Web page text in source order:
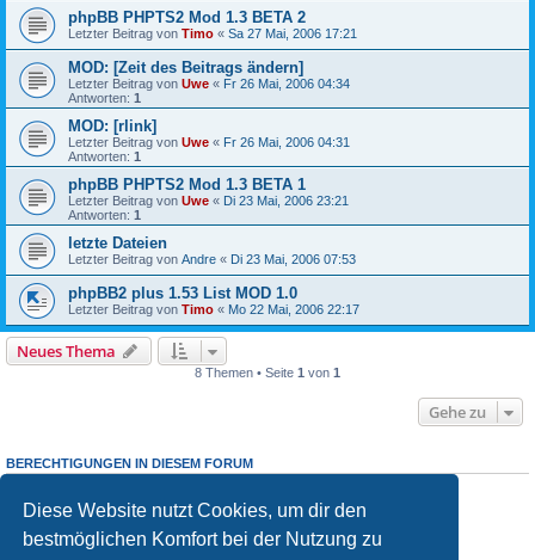
Diese Website nutzt Cookies, um dir den
bestmöglichen Komfort bei der Nutzung zu
phpBB PHPTS2 Mod 1.3 BETA 2
Letzter Beitrag von Timo « Sa 27 Mai, 2006 17:21
MOD: [Zeit des Beitrags ändern]
Letzter Beitrag von Uwe « Fr 26 Mai, 2006 04:34
Antworten: 1
MOD: [rlink]
Letzter Beitrag von Uwe « Fr 26 Mai, 2006 04:31
Antworten: 1
phpBB PHPTS2 Mod 1.3 BETA 1
Letzter Beitrag von Uwe « Di 23 Mai, 2006 23:21
Antworten: 1
letzte Dateien
Letzter Beitrag von Andre « Di 23 Mai, 2006 07:53
phpBB2 plus 1.53 List MOD 1.0
Letzter Beitrag von Timo « Mo 22 Mai, 2006 22:17
Neues Thema
8 Themen • Seite 1 von 1
Gehe zu
BERECHTIGUNGEN IN DIESEM FORUM
Du darfst
keine Antworten zu Themen in diesem Forum erstellen.
Du darfst deine Beiträge in diesem Forumnichtändern.
Du darfst deine Beiträge in diesem Forum nicht löschen.
keine